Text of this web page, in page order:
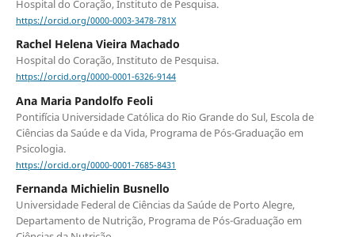
Hospital do Coração, Instituto de Pesquisa.
https://orcid.org/0000-0003-3478-781X
Rachel Helena Vieira Machado
Hospital do Coração, Instituto de Pesquisa.
https://orcid.org/0000-0001-6326-9144
Ana Maria Pandolfo Feoli
Pontifícia Universidade Católica do Rio Grande do Sul, Escola de
Ciências da Saúde e da Vida, Programa de Pós-Graduação em
Psicologia.
https://orcid.org/0000-0001-7685-8431
Fernanda Michielin Busnello
Universidade Federal de Ciências da Saúde de Porto Alegre,
Departamento de Nutrição, Programa de Pós-Graduação em